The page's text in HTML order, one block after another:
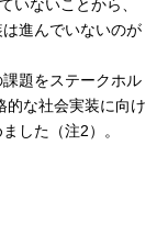
いないことから、
進んでいないのが
題をステークホル
的な社会実装に向け
した（注2）。